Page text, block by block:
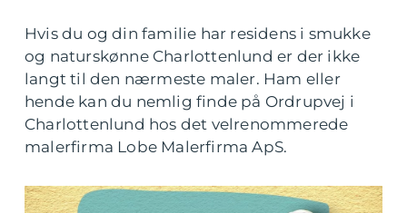
Hvis du og din familie har residens i smukke
og naturskønne Charlottenlund er der ikke
langt til den nærmeste maler. Ham eller
hende kan du nemlig finde på Ordrupvej i
Charlottenlund hos det velrenommerede
malerfirma Lobe Malerfirma ApS.